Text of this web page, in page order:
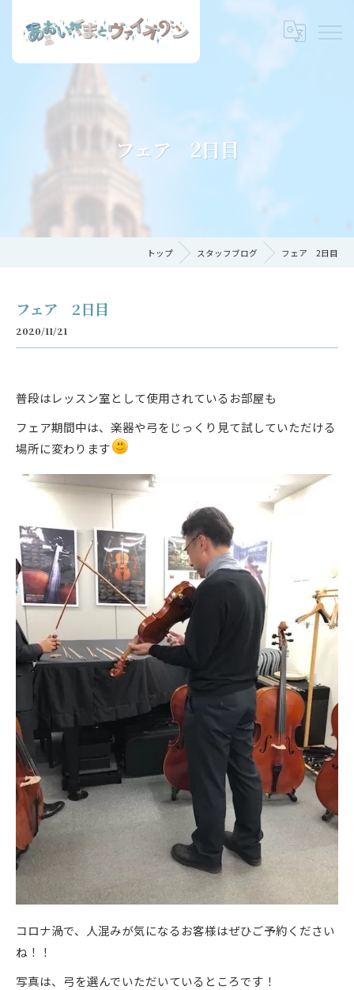
フェア 2日目
トップ スタッフブログ フェア 2日目
フェア 2日目
2020/11/21
普段はレッスン室として使用されているお部屋も
フェア期間中は、楽器や弓をじっくり見て試していただける
場所に変わります
コロナ渦で、人混みが気になるお客様はぜひご予約ください
ね！！
写真は、弓を選んでいただいているところです！